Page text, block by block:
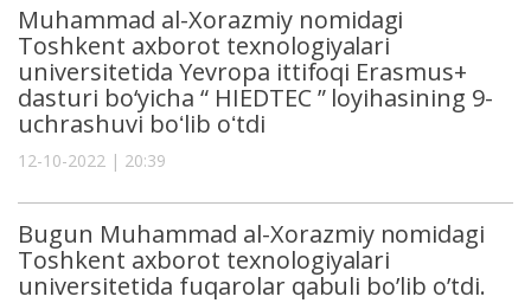
Muhammad al-Xorazmiy nomidagi
Toshkent axborot texnologiyalari
universitetida Yevropa ittifoqi Erasmus+
dasturi bo‘yicha “ HIEDTEC ” loyihasining 9-
uchrashuvi boʻlib oʻtdi
12-10-2022 | 20:39
Bugun Muhammad al-Xorazmiy nomidagi
Toshkent axborot texnologiyalari
universitetida fuqarolar qabuli bo’lib o’tdi.